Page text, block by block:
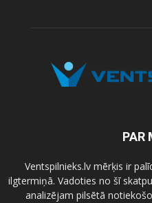
PAR
Ventspilnieks.lv mērķis ir
ilgtermiņā. Vadoties no šī
analizējam pilsētā